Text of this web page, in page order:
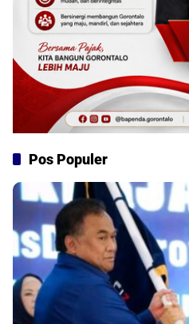
Pos Populer